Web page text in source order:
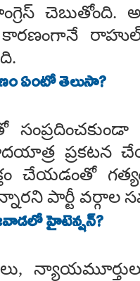
చెబుతోంది.
కారణంగానే
ఏంటో తెలుసా?
ప్రకటన
చేయడంతో
పార్టీ వర్గాల
హైటెన్షన్?